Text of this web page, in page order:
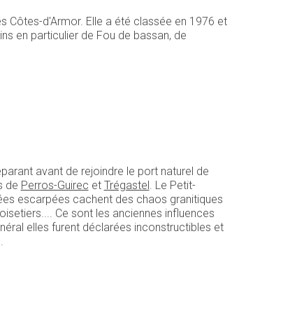
Côtes-d'Armor. Elle a été classée en 1976 et
en particulier de Fou de bassan, de
avant de rejoindre le port naturel de
de Perros-Guirec et Trégastel . Le Petit-
escarpées cachent des chaos granitiques
Ce sont les anciennes influences
elles furent déclarées inconstructibles et